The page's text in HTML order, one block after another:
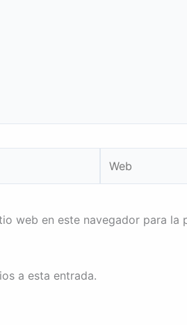
web en este navegador para la
a esta entrada.